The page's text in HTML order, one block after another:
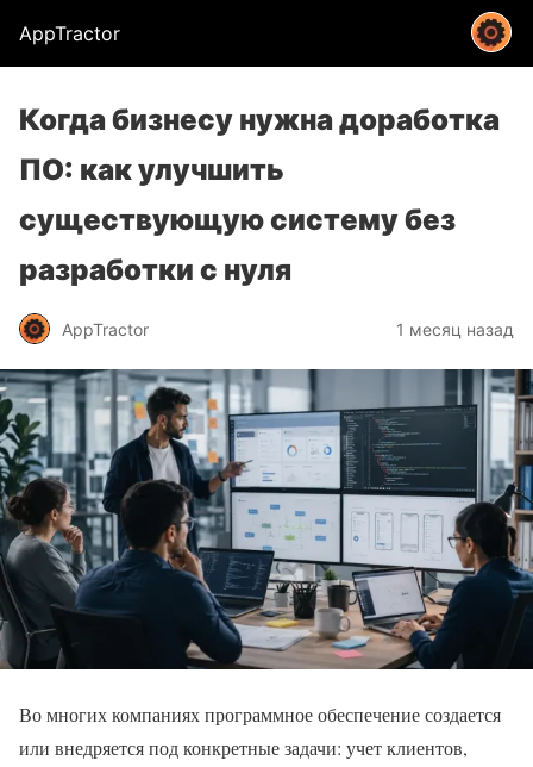
AppTractor
Когда бизнесу нужна доработка
ПО: как улучшить
существующую систему без
разработки с нуля
AppTractor 1 месяц назад
Во многих компаниях программное обеспечение создается
или внедряется под конкретные задачи: учет клиентов,